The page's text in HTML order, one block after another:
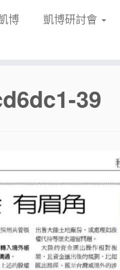
博 凱博研討會
39